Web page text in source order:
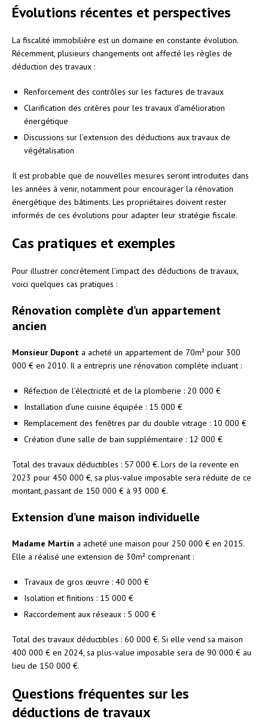
Évolutions récentes et perspectives
La fiscalité immobilière est un domaine en constante évolution.
Récemment, plusieurs changements ont affecté les règles de
déduction des travaux :
Renforcement des contrôles sur les factures de travaux
Clarification des critères pour les travaux d’amélioration
énergétique
Discussions sur l’extension des déductions aux travaux de
végétalisation
Il est probable que de nouvelles mesures seront introduites dans
les années à venir, notamment pour encourager la rénovation
énergétique des bâtiments. Les propriétaires doivent rester
informés de ces évolutions pour adapter leur stratégie fiscale.
Cas pratiques et exemples
Pour illustrer concrètement l’impact des déductions de travaux,
voici quelques cas pratiques :
Rénovation complète d’un appartement
ancien
Monsieur Dupont a acheté un appartement de 70m² pour 300
000 € en 2010. Il a entrepris une rénovation complète incluant :
Réfection de l’électricité et de la plomberie : 20 000 €
Installation d’une cuisine équipée : 15 000 €
Remplacement des fenêtres par du double vitrage : 10 000 €
Création d’une salle de bain supplémentaire : 12 000 €
Total des travaux déductibles : 57 000 €. Lors de la revente en
2023 pour 450 000 €, sa plus-value imposable sera réduite de ce
montant, passant de 150 000 € à 93 000 €.
Extension d’une maison individuelle
Madame Martin a acheté une maison pour 250 000 € en 2015.
Elle a réalisé une extension de 30m² comprenant :
Travaux de gros œuvre : 40 000 €
Isolation et finitions : 15 000 €
Raccordement aux réseaux : 5 000 €
Total des travaux déductibles : 60 000 €. Si elle vend sa maison
400 000 € en 2024, sa plus-value imposable sera de 90 000 € au
lieu de 150 000 €.
Questions fréquentes sur les
déductions de travaux